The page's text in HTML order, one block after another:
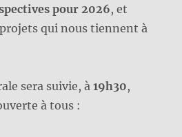
pour 2026, et
qui nous tiennent à
sera suivie, à19h30,
à tous :